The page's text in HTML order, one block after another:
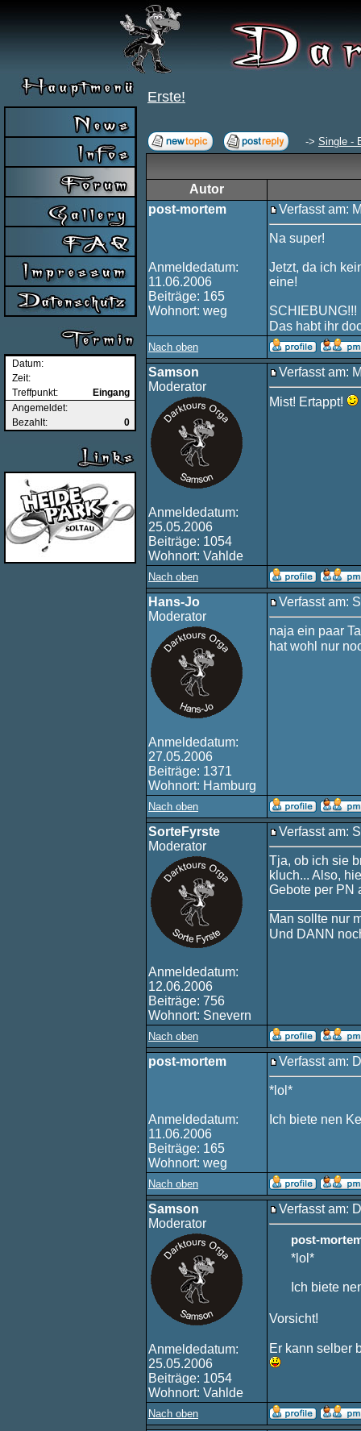
Datum:
Zeit:
Treffpunkt:
Eingang
Angemeldet:
Bezahlt:
0
Erste!
-> Single -
Autor
post-mortem
Anmeldedatum:
11.06.2006
Beiträge: 165
Wohnort: weg
Verfasst am:
Na super!
Jetzt, da ich
eine!
SCHIEBUNG!!!
Das habt ihr
Nach oben
Samson
Moderator
Anmeldedatum:
25.05.2006
Beiträge: 1054
Wohnort: Vahlde
Verfasst am:
Mist! Ertappt!
Nach oben
Hans-Jo
Moderator
Anmeldedatum:
27.05.2006
Beiträge: 1371
Wohnort: Hamburg
Verfasst am:
naja ein paar
hat wohl nur
Nach oben
SorteFyrste
Moderator
Anmeldedatum:
12.06.2006
Beiträge: 756
Wohnort: Snevern
Verfasst am:
Tja, ob ich sie
kluch... Also,
Gebote per PN
Man sollte nur
Und DANN
Nach oben
post-mortem
Anmeldedatum:
11.06.2006
Beiträge: 165
Wohnort: weg
Verfasst am:
*lol*
Ich biete nen
Nach oben
Samson
Moderator
Anmeldedatum:
25.05.2006
Beiträge: 1054
Wohnort: Vahlde
Verfasst am:
post-
*lol*
Ich biete
Vorsicht!
Er kann selber
Nach oben